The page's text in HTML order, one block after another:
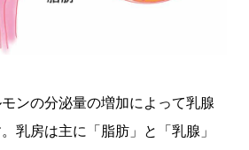
ンの分泌量の増加によって乳腺
乳房は主に「脂肪」と「乳腺」